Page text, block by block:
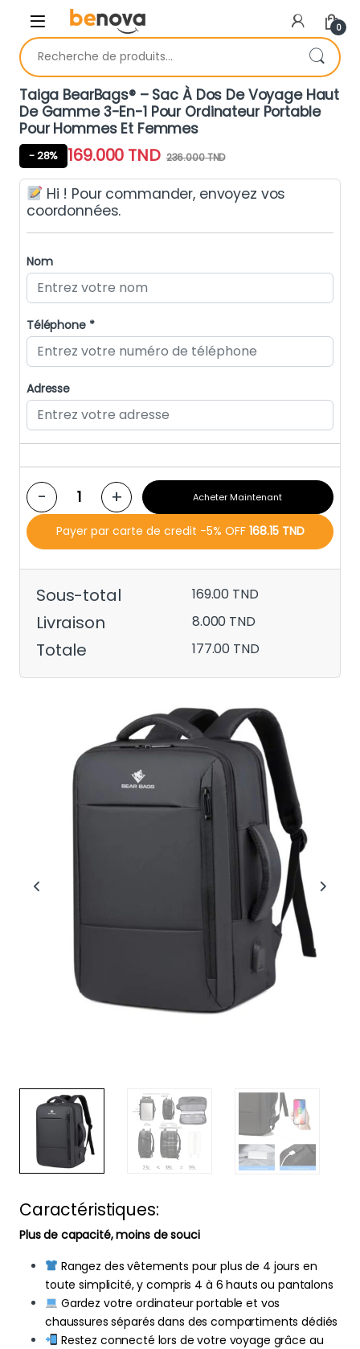
Skip to navigation
Skip to content
0
Recherche pour :
Taiga BearBags® – Sac À Dos De Voyage Haut
De Gamme 3-En-1 Pour Ordinateur Portable
Pour Hommes Et Femmes
- 28% 169.000 TND 236.000TND
Hi ! Pour commander, envoyez vos
coordonnées.
Nom
Téléphone *
Adresse
- + Acheter Maintenant
Payer par carte de credit -5% OFF 168.15 TND
Sous-total 169.00 TND
Livraison 8.000 TND
Totale 177.00 TND
Caractéristiques:
Plus de capacité, moins de souci
Rangez des vêtements pour plus de 4 jours en
toute simplicité, y compris 4 à 6 hauts ou pantalons
Gardez votre ordinateur portable et vos
chaussures séparés dans des compartiments dédiés
Restez connecté lors de votre voyage grâce au